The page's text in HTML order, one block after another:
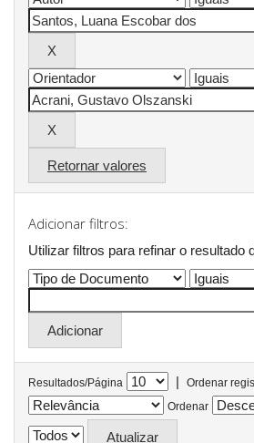
Retornar valores
Adicionar filtros:
Utilizar filtros para refinar o resultado
Resultados/Página |
Ordenar
Ordenar